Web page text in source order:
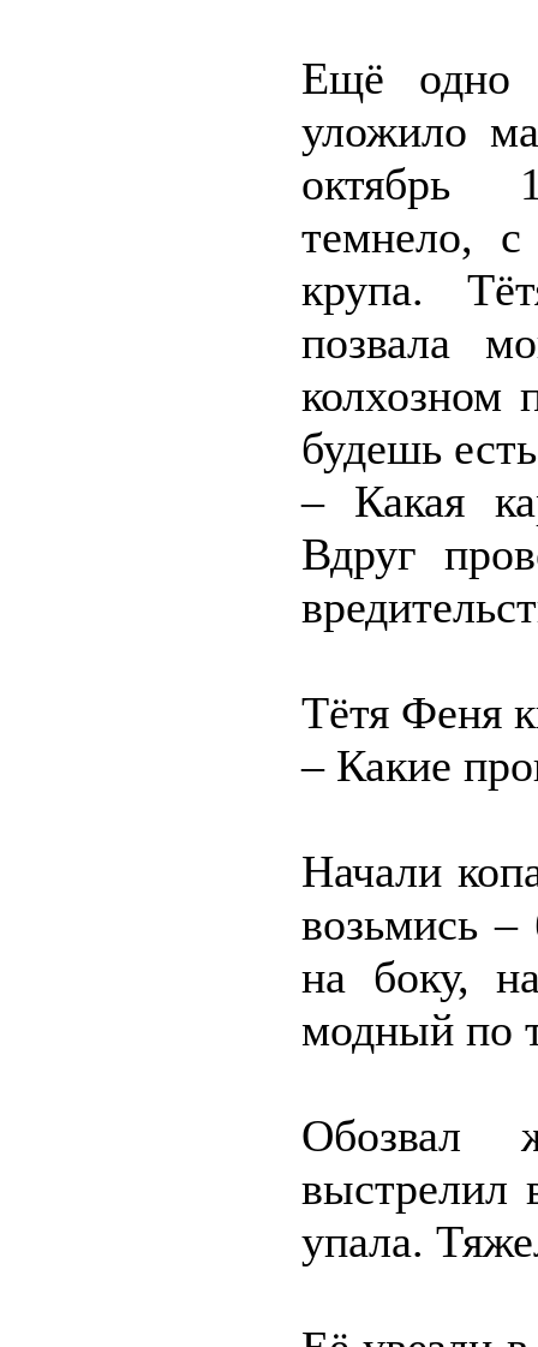
Ещё одно
уложило
октябрь
темнело, с
крупа.
позвала
колхозном
будешь
– Какая
Вдруг
Тётя Феня
– Какие
Начали
возьмись
на боку,
модный по
Обозвал
выстрелил
упала.